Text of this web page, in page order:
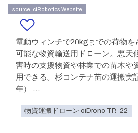
source: ciRobotics Website
電動ウィンチで20kgまでの荷物を
可能な物資輸送用ドローン。悪天
害時の支援物資や林業での苗木や
用できる。杉コンテナ苗の運搬実
年）
...
物資運搬ドローン ciDrone TR-22